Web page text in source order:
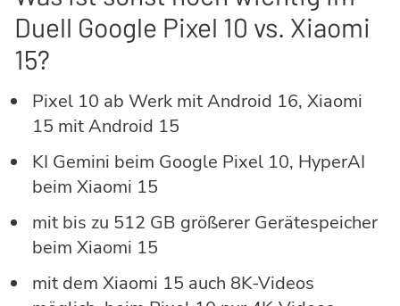
Duell Google Pixel 10 vs. Xiaomi
15?
Pixel 10 ab Werk mit Android 16, Xiaomi
15 mit Android 15
KI Gemini beim Google Pixel 10, HyperAI
beim Xiaomi 15
mit bis zu 512 GB größerer Gerätespeicher
beim Xiaomi 15
mit dem Xiaomi 15 auch 8K-Videos